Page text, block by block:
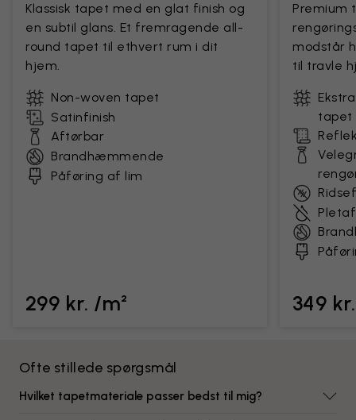
Klassisk tapet med en glat finish og
en subtil glans. Et fremragende all-
round tapet til ethvert rum i dit
hjem.
Non-woven tapet
Satinfinish
Aftørbar
Brandhæmmende
Påføring af lim
299 kr. /m²
Premium
modstår
til travle
tapet
349
Ofte stillede spørgsmål
Hvilket tapetmateriale passer bedst til mig?